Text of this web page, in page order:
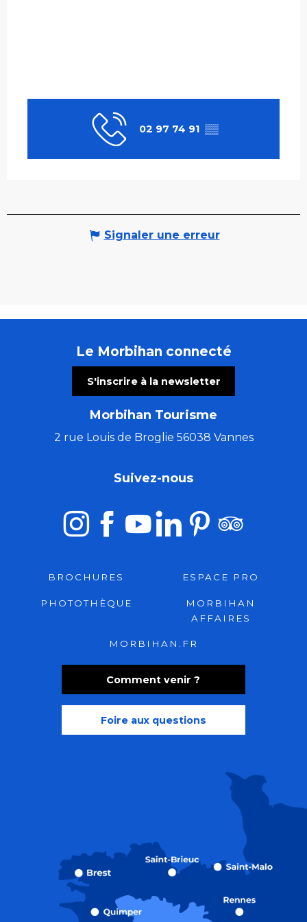
02 97 74 91 ▒▒
Signaler une erreur
Le Morbihan connecté
S'inscrire à la newsletter
Morbihan Tourisme
2 rue Louis de Broglie 56038 Vannes
Comment venir ?
Foire aux questions
Suivez-nous
BROCHURES ESPACE PRO
PHOTOTHÈQUE
MORBIHAN
AFFAIRES
MORBIHAN.FR